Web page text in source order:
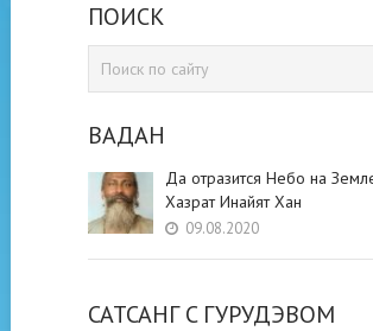
ПОИСК
ВАДАН
Да отразится Небо на
Хазрат Инайят Хан
09.08.2020
САТСАНГ C ГУРУДЭВОМ